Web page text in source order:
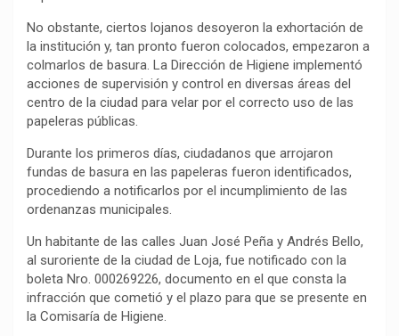
No obstante, ciertos lojanos desoyeron la exhortación de
la institución y, tan pronto fueron colocados, empezaron a
colmarlos de basura. La Dirección de Higiene implementó
acciones de supervisión y control en diversas áreas del
centro de la ciudad para velar por el correcto uso de las
papeleras públicas.
Durante los primeros días, ciudadanos que arrojaron
fundas de basura en las papeleras fueron identificados,
procediendo a notificarlos por el incumplimiento de las
ordenanzas municipales.
Un habitante de las calles Juan José Peña y Andrés Bello,
al suroriente de la ciudad de Loja, fue notificado con la
boleta Nro. 000269226, documento en el que consta la
infracción que cometió y el plazo para que se presente en
la Comisaría de Higiene.